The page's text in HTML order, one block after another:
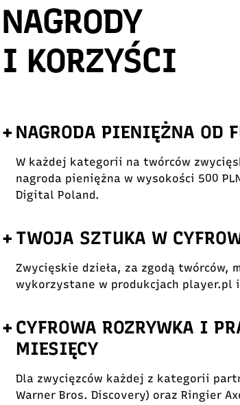
NAGRODY
I KORZYŚCI
+ NAGRODA PIENIĘŻNA OD
W każdej kategorii na twórców
nagroda pieniężna w wysokości 500
Digital Poland.
+ TWOJA SZTUKA W
Zwycięskie dzieła, za zgodą twórców,
wykorzystane w produkcjach player.pl i
+ CYFROWA ROZRYWKA I
MIESIĘCY
Dla zwycięzców każdej z kategorii
Warner Bros. Discovery) oraz Ringier